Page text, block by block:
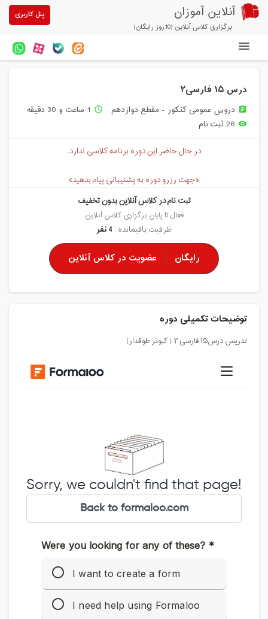
آنلاین آموزان
برگزاری کلاس آنلاین (10روز رایگان)
پنل کاربری
مقالات آنلاین آموزان
درباره ما
درس ۱۵ فارسی۲
assignment دروس عمومی کنکور - مقطع دوازدهم access_time 1 ساعت و 30 دقیقه
remove_red_eye 26 ثبت نام
در حال حاضر این دوره برنامه کلاسی ندارد.
«جهت رزرو دوره به پشتیبانی پیام بدهید»
ثبت نام در کلاس آنلاین بدون تخفیف
فعال تا پایان برگزاری کلاس آنلاین
ظرفیت باقیمانده : 4 نفر
رایگان عضویت در کلاس آنلاین
توضیحات تکمیلی دوره
تدریس درس۱۵ فارسی ۲ ( کبوتر طوقدار)